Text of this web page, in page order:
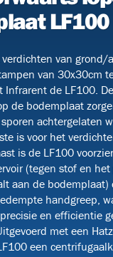
LF100
verdichten van grond/
van 30x30cm
Infrarent de LF100.
de bodemplaat
achtergelaten
is voor het
is de LF100
(tegen stof en
aan de bodemplaat)
handgreep,
en efficientie
met een
een